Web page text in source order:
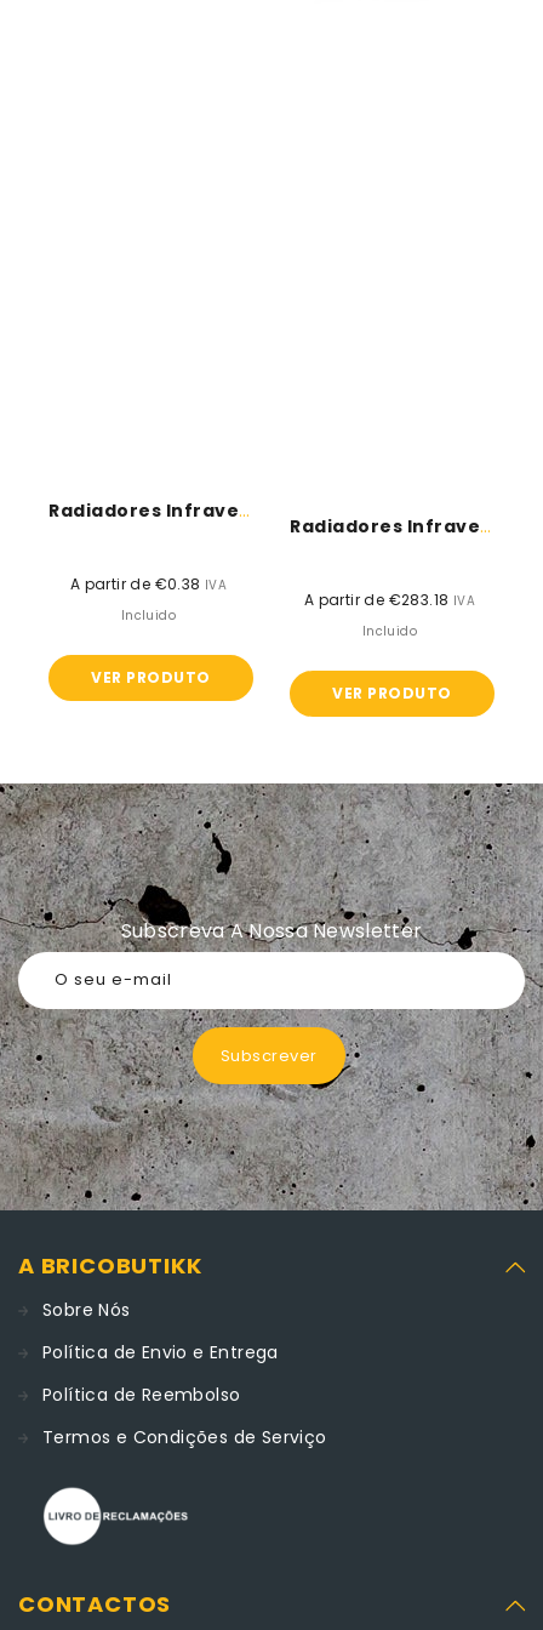
Radiadores Infravermelhos - COMFORTSUN
Preço
normal
A partir de €0.38 IVA
Incluido
VER PRODUTO
Radiadores Infravermelhos - Etherma
Preço
normal
A partir de €283.18 IVA
Incluido
VER PRODUTO
Subscreva A Nossa Newsletter
O seu e-mail
Subscrever
A BRICOBUTIKK
Sobre Nós
Política de Envio e Entrega
Política de Reembolso
Termos e Condições de Serviço
CONTACTOS